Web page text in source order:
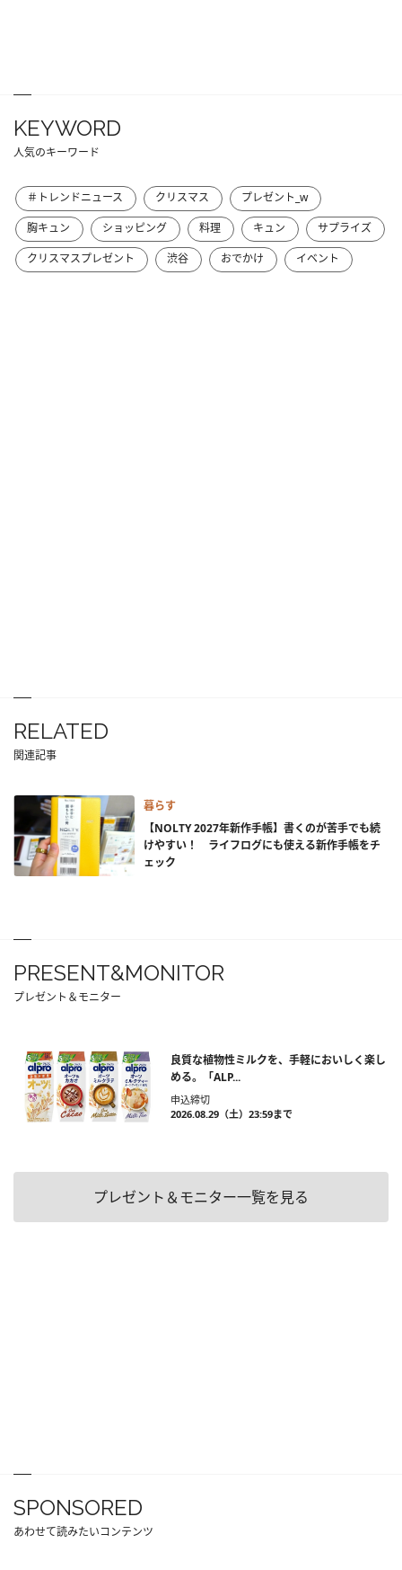
KEYWORD
人気のキーワード
＃トレンドニュース クリスマス
プレゼント_w
胸キュン
ショッピング 料理 キュン
サプライズ
クリスマスプレゼント
渋谷 おでかけ イベント
RELATED
関連記事
暮らす
【NOLTY 2027年新作手帳】書くのが苦手でも続
けやすい！ ライフログにも使える新作手帳をチ
ェック
PRESENT&MONITOR
プレゼント＆モニター
良質な植物性ミルクを、手軽においしく楽し
める。「ALP...
申込締切
2026.08.29（土）23:59まで
プレゼント＆モニター一覧を見る
SPONSORED
あわせて読みたいコンテンツ